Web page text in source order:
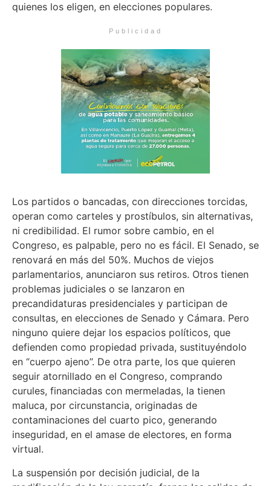
quienes los eligen, en elecciones populares.
Publicidad
Los partidos o bancadas, con direcciones torcidas,
operan como carteles y prostíbulos, sin alternativas,
ni credibilidad. El rumor sobre cambio, en el
Congreso, es palpable, pero no es fácil. El Senado, se
renovará en más del 50%. Muchos de viejos
parlamentarios, anunciaron sus retiros. Otros tienen
problemas judiciales o se lanzaron en
precandidaturas presidenciales y participan de
consultas, en elecciones de Senado y Cámara. Pero
ninguno quiere dejar los espacios políticos, que
defienden como propiedad privada, sustituyéndolo
en “cuerpo ajeno”. De otra parte, los que quieren
seguir atornillado en el Congreso, comprando
curules, financiadas con mermeladas, la tienen
maluca, por circunstancia, originadas de
contaminaciones del cuarto pico, generando
inseguridad, en el amase de electores, en forma
virtual.
La suspensión por decisión judicial, de la